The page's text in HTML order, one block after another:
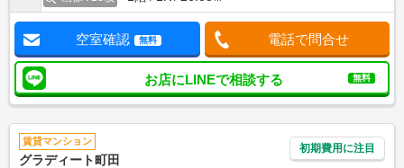
空室確認 無料 電話で問合せ
お店にLINEで相談する 無料
賃貸マンション
グラディート町田
初期費用に注目